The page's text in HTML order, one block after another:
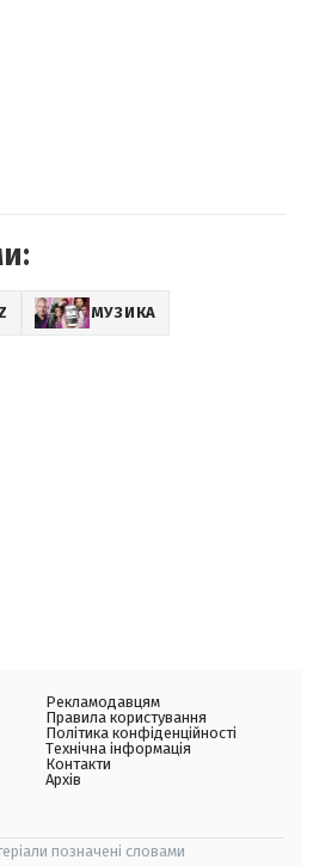
МУЗИКА
Рекламодавцям
Правила користування
Політика конфіденційності
Технічна інформація
Контакти
Архів
позначені словами